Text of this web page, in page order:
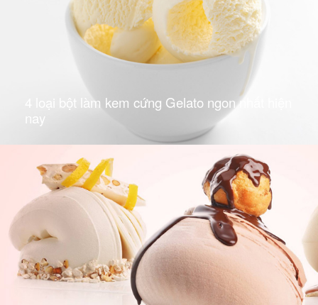
4 loại bột làm kem cứng Gelato ngon nhất hiện
nay